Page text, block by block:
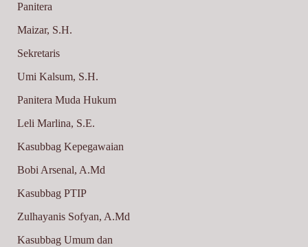
Panitera
Maizar, S.H.
Sekretaris
Umi Kalsum, S.H.
Panitera Muda Hukum
Leli Marlina, S.E.
Kasubbag Kepegawaian
Bobi Arsenal, A.Md
Kasubbag PTIP
Zulhayanis Sofyan, A.Md
Kasubbag Umum dan